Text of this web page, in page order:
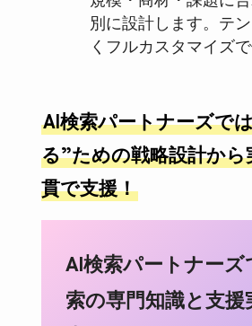
別に設計します。テ
くフルカスタマイズで
AI検索パートナーズで
る”ための戦略設計か
貫で支援！
AI検索パートナーズ
索の専門知識と支援